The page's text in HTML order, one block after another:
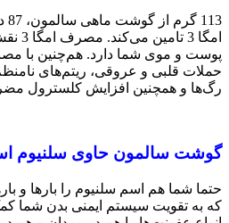
امگا
پوست و موی شما دارد. هم‌چنین با
حملات قلبی و عروقی، ریتم‌های
رگ‌ها و همچنین افزایش کلسترول مضر
گوشت سالمون حاوی سلنیوم
حتما شما هم اسم سلنیوم را بارها و
که به تقویت سیستم ایمنی بدن شما